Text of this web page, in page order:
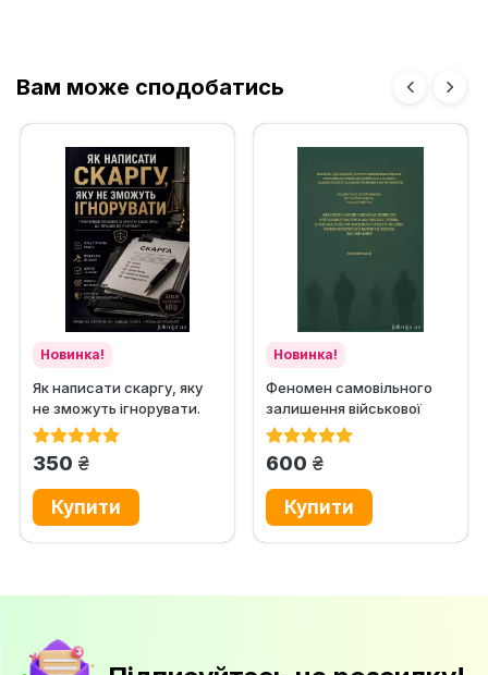
Вам може сподобатись
Новинка!
Як написати скаргу, яку
не зможуть ігнорувати.
Практичний посібник із...
350 грн.
Новинка!
Феномен самовільного
залишення військової
частини або місця служби
600 грн.